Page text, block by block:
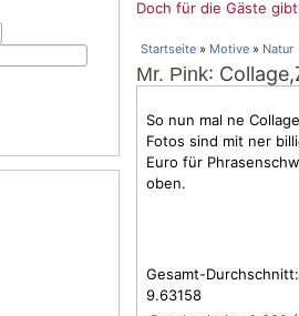
Doch für die Gäste
Startseite » Motive » Natur
Mr. Pink:
So nun mal ne
Fotos sind mit ner
Euro für
oben.
Gesamt-Durchschnitt:
9.63158